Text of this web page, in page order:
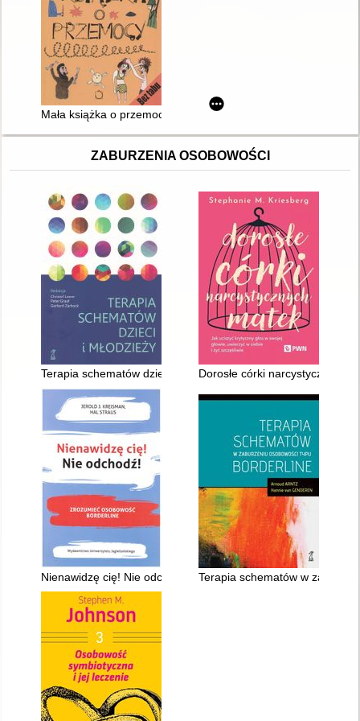
Mała książka o przemocy
ZABURZENIA OSOBOWOŚCI
Terapia schematów dzieci i młodzieżyDorosłe córki narcystycznych
Nienawidzę cię! Nie odchodź! : zrozumieć osobowość
Terapia schematów w